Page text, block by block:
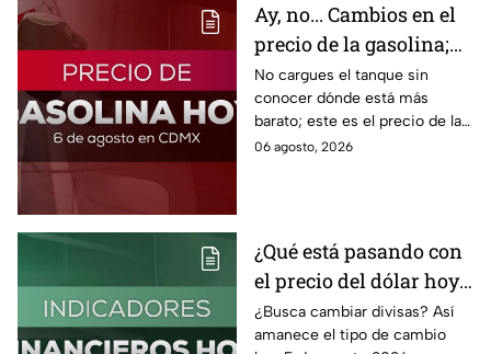
Ay, no... Cambios en el
precio de la gasolina;
así quedó HOY
No cargues el tanque sin
conocer dónde está más
barato; este es el precio de la
gasolina para hoy jueves 6 de
06 agosto, 2026
¿Qué está pasando con
el precio del dólar hoy
miércoles 5 de agosto
2026?
¿Busca cambiar divisas? Así
amanece el tipo de cambio